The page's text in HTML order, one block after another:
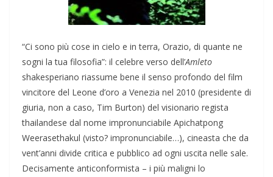
“Ci sono più cose in cielo e in terra, Orazio, di quante ne
sogni la tua filosofia”: il celebre verso dell’Amleto
shakesperiano riassume bene il senso profondo del film
vincitore del Leone d’oro a Venezia nel 2010 (presidente di
giuria, non a caso, Tim Burton) del visionario regista
thailandese dal nome impronunciabile Apichatpong
Weerasethakul (visto? impronunciabile…), cineasta che da
vent’anni divide critica e pubblico ad ogni uscita nelle sale.
Decisamente anticonformista – i più maligni lo